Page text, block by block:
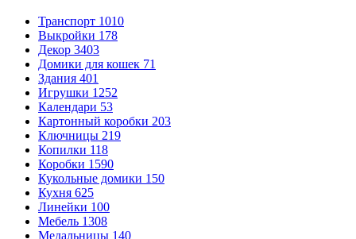
Транспорт 1010
Выкройки 178
Декор 3403
Домики для кошек 71
Здания 401
Игрушки 1252
Календари 53
Картонный коробки 203
Ключницы 219
Копилки 118
Коробки 1590
Кукольные домики 150
Кухня 625
Линейки 100
Мебель 1308
Медальницы 140